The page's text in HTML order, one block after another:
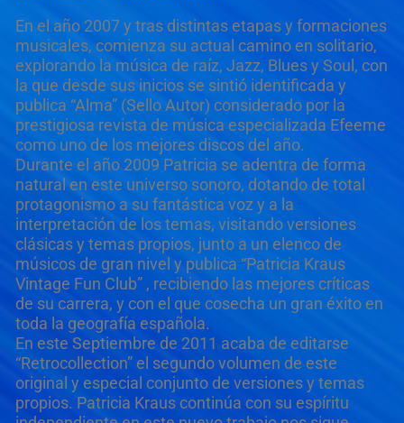
En el año 2007 y tras distintas etapas y formaciones
musicales, comienza su actual camino en solitario,
explorando la música de raíz, Jazz, Blues y Soul, con
la que desde sus inicios se sintió identificada y
publica “Alma” (Sello Autor) considerado por la
prestigiosa revista de música especializada Efeeme
como uno de los mejores discos del año.
Durante el año 2009 Patricia se adentra de forma
natural en este universo sonoro, dotando de total
protagonismo a su fantástica voz y a la
interpretación de los temas, visitando versiones
clásicas y temas propios, junto a un elenco de
músicos de gran nivel y publica “Patricia Kraus
Vintage Fun Club” , recibiendo las mejores críticas
de su carrera, y con el que cosecha un gran éxito en
toda la geografía española.
En este Septiembre de 2011 acaba de editarse
“Retrocollection” el segundo volumen de este
original y especial conjunto de versiones y temas
propios. Patricia Kraus continúa con su espíritu